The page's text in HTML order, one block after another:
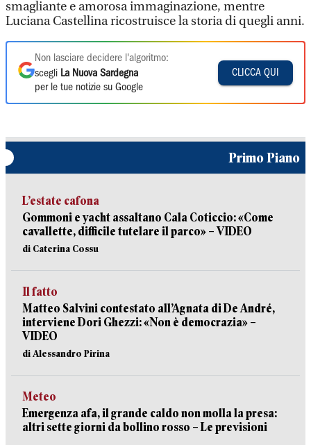
smagliante e amorosa immaginazione, mentre
Luciana Castellina ricostruisce la storia di quegli anni.
Non lasciare decidere l'algoritmo:
scegli La Nuova Sardegna
per le tue notizie su Google
CLICCA QUI
Primo Piano
L’estate cafona
Gommoni e yacht assaltano Cala Coticcio: «Come
cavallette, difficile tutelare il parco» – VIDEO
di Caterina Cossu
Il fatto
Matteo Salvini contestato all’Agnata di De André,
interviene Dori Ghezzi: «Non è democrazia» –
VIDEO
di Alessandro Pirina
Meteo
Emergenza afa, il grande caldo non molla la presa:
altri sette giorni da bollino rosso – Le previsioni